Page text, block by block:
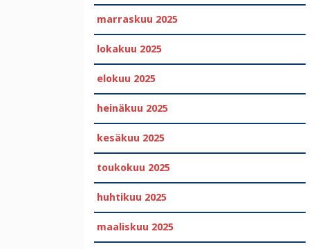
marraskuu 2025
lokakuu 2025
elokuu 2025
heinäkuu 2025
kesäkuu 2025
toukokuu 2025
huhtikuu 2025
maaliskuu 2025